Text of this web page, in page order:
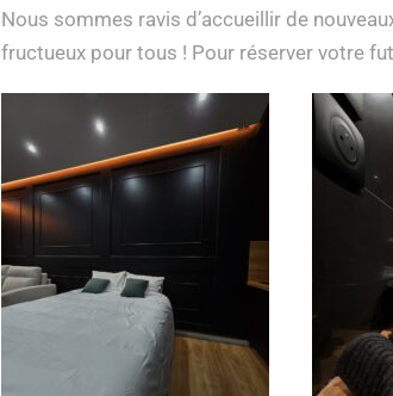
Nous sommes ravis d’accueillir de
fructueux pour tous ! Pour réserver votre